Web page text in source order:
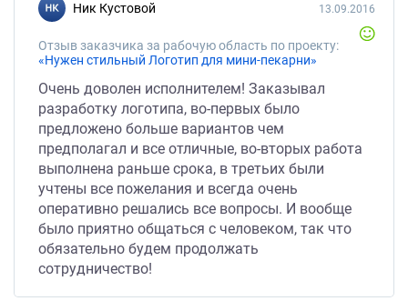
Ник Кустовой
Отзыв заказчика за рабочую область по проекту:
«Нужен стильный Логотип для мини-пекарни»
13.09.2016
Очень доволен исполнителем! Заказывал
разработку логотипа, во-первых было
предложено больше вариантов чем
предполагал и все отличные, во-вторых работа
выполнена раньше срока, в третьих были
учтены все пожелания и всегда очень
оперативно решались все вопросы. И вообще
было приятно общаться с человеком, так что
обязательно будем продолжать
сотрудничество!